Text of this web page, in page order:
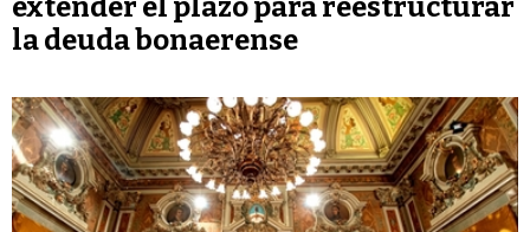
extender el plazo para reestructurar
la deuda bonaerense